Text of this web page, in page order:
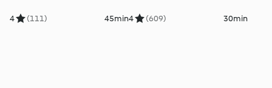
4 (111) 45min4 (609) 30min